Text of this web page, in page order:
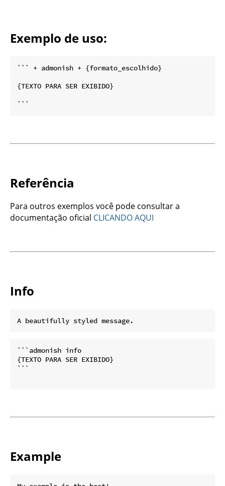
Exemplo de uso:
``` + admonish + {formato_escolhido}
{TEXTO PARA SER EXIBIDO}
Referência
Para outros exemplos você pode consultar a
documentação oficial CLICANDO AQUI
Info
```admonish info
{TEXTO PARA SER EXIBIDO}
```
Example